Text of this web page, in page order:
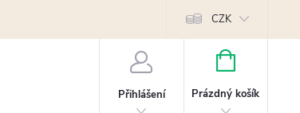
Poptávky a B2B
CZK
Přihlášení
NÁKUPNÍ
Prázdný košík